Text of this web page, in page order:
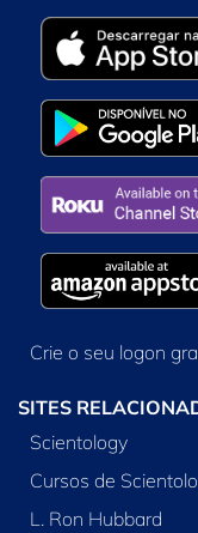
Crie o seu logon
SITES
Scientology
Cursos de
L. Ron Hubbard